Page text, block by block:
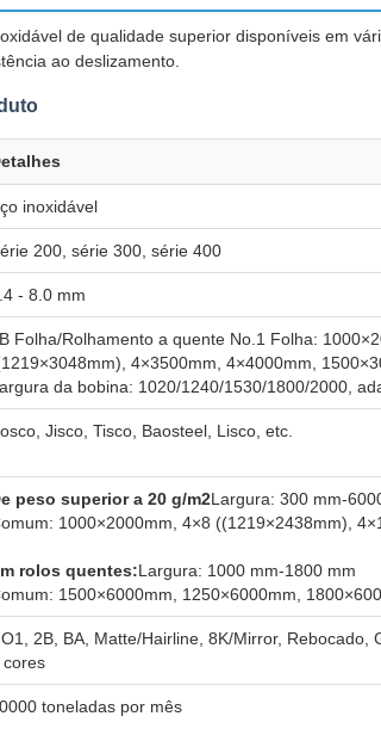
de qualidade superior disponíveis em
ao deslizamento.
inoxidável
200, série 300, série 400
- 8.0 mm
Folha/Rolhamento a quente No.1 Folha:
4×3500mm, 4×4000mm,
da bobina: 1020/1240/1530/1800/2000,
Jisco, Tisco, Baosteel, Lisco, etc.
peso superior a 20 g/m2Largura: 300 mm-
1000×2000mm, 4×8 ((1219×2438mm),
rolos quentes:Largura: 1000 mm-1800 mm
1500×6000mm, 1250×6000mm,
2B, BA, Matte/Hairline, 8K/Mirror,
cores
toneladas por mês